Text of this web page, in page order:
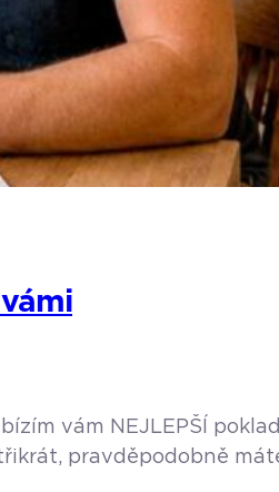
vám NEJLEPŠÍ
pravděpodobně